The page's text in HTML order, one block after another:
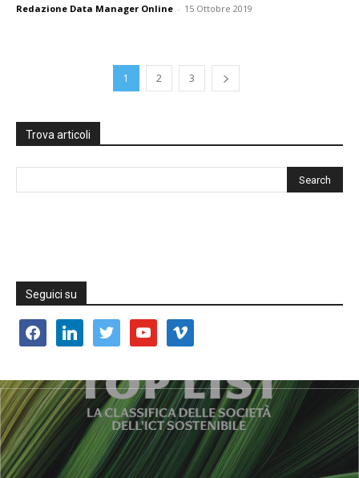
Redazione Data Manager Online - 15 Ottobre 2019
1 2 3
Trova articoli
Seguici su
facebooklinkedin twitter youtube vimeo